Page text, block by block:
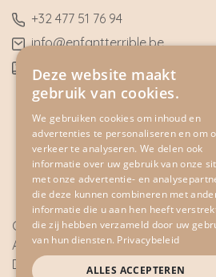
​+32 477 51 76 94
​info@enfantterrible.be
BE0636790746
Heeft u vragen? Wij
CONTACT
Cookie Policy
Algemene voorwaarden
Disclaimer
Deze website maakt
gebruik van cookies.
We gebruiken cookies om inhoud en
advertenties te personaliseren en om
verkeer te analyseren. We delen ook
informatie over uw gebruik van onze
met onze advertentie- en
die deze kunnen combineren met
informatie die u aan hen heeft
die zij hebben verzameld door uw
van hun diensten. Privacybeleid
ALLES ACCEPTEREN